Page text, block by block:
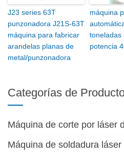
J23 series 63T
punzonadora J21S-63T
máquina para fabricar
arandelas planas de
metal/punzonadora
máquina
toneladas
potencia
Categorías de
Máquina de corte por láser
Máquina de soldadura láser